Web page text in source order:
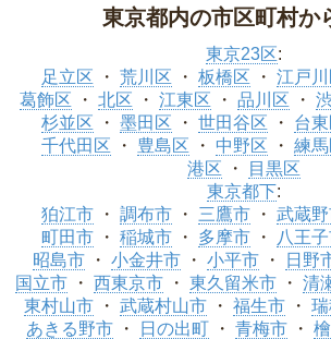
東京都内の市区町村か
東京23区:
足立区
荒川区 板橋区 江戸
葛飾区
北区 江東区 品川区
杉並区
墨田区 世田谷区 台
千代田区
豊島区 中野区 練
港区
目黒区
東京都下:
狛江市
調布市 三鷹市 武蔵
町田市
稲城市 多摩市 八王
昭島市
小金井市 小平市 日野
国立市
西東京市 東久留米市 清
東村山市
武蔵村山市 福生市
あきる野市
日の出町 青梅市